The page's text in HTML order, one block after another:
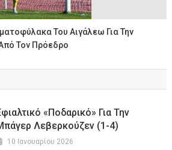
Του Αιγάλεω Για Την
Τον Πρόεδρο
«ποδαρικό» Για Την
Λεβερκούζεν (1-4)
10 Ιανουαρίου 2026